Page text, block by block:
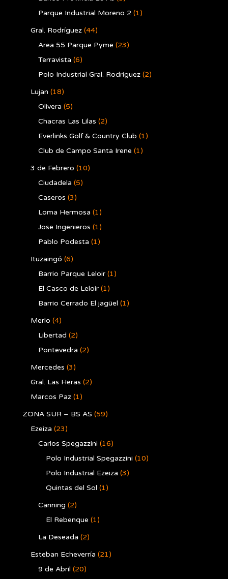
Parque Industrial Moreno 2 (1)
Gral. Rodríguez (44)
Area 55 Parque Pyme (23)
Terravista (6)
Polo Industrial Gral. Rodriguez (2)
Lujan (18)
Olivera (5)
Chacras Las Lilas (2)
Everlinks Golf & Country Club (1)
Club de Campo Santa Irene (1)
3 de Febrero (10)
Ciudadela (5)
Caseros (3)
Loma Hermosa (1)
Jose Ingenieros (1)
Pablo Podesta (1)
Ituzaingó (6)
Barrio Parque Leloir (1)
El Casco de Leloir (1)
Barrio Cerrado El jagüel (1)
Merlo (4)
Libertad (2)
Pontevedra (2)
Mercedes (3)
Gral. Las Heras (2)
Marcos Paz (1)
ZONA SUR – BS AS (59)
Ezeiza (23)
Carlos Spegazzini (16)
Polo Industrial Spegazzini (10)
Polo Industrial Ezeiza (3)
Quintas del Sol (1)
Canning (2)
El Rebenque (1)
La Deseada (2)
Esteban Echeverría (21)
9 de Abril (20)